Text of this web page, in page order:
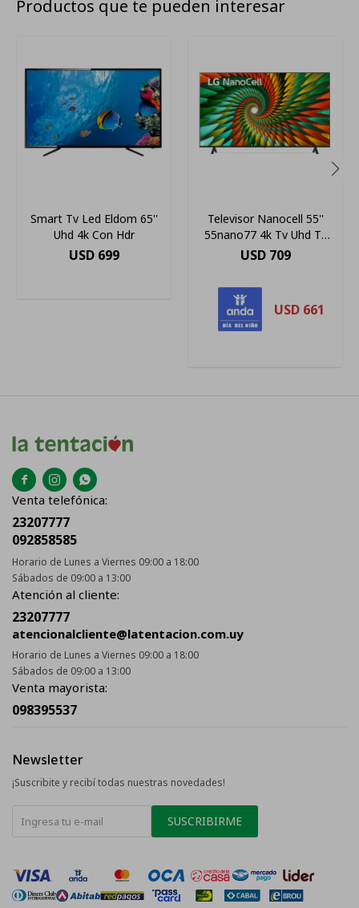
Productos que te pueden interesar
Smart Tv Led Eldom 65''
Uhd 4k Con Hdr
USD 699
Televisor Nanocell 55''
55nano77 4k Tv Uhd Tv
Smart Tv
USD 709
USD 661
  
Venta telefónica:
23207777
092858585
Horario de Lunes a Viernes 09:00 a 18:00
Sábados de 09:00 a 13:00
Atención al cliente:
23207777
atencionalcliente@latentacion.com.uy
Horario de Lunes a Viernes 09:00 a 18:00
Sábados de 09:00 a 13:00
Venta mayorista:
098395537
Newsletter
¡Suscribite y recibí todas nuestras novedades!
SUSCRIBIRME